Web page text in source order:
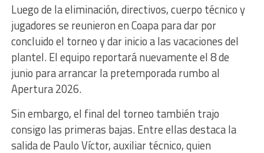
Luego de la eliminación, directivos, cuerpo técnico y
jugadores se reunieron en Coapa para dar por
concluido el torneo y dar inicio a las vacaciones del
plantel. El equipo reportará nuevamente el 8 de
junio para arrancar la pretemporada rumbo al
Apertura 2026.
Sin embargo, el final del torneo también trajo
consigo las primeras bajas. Entre ellas destaca la
salida de Paulo Víctor, auxiliar técnico, quien